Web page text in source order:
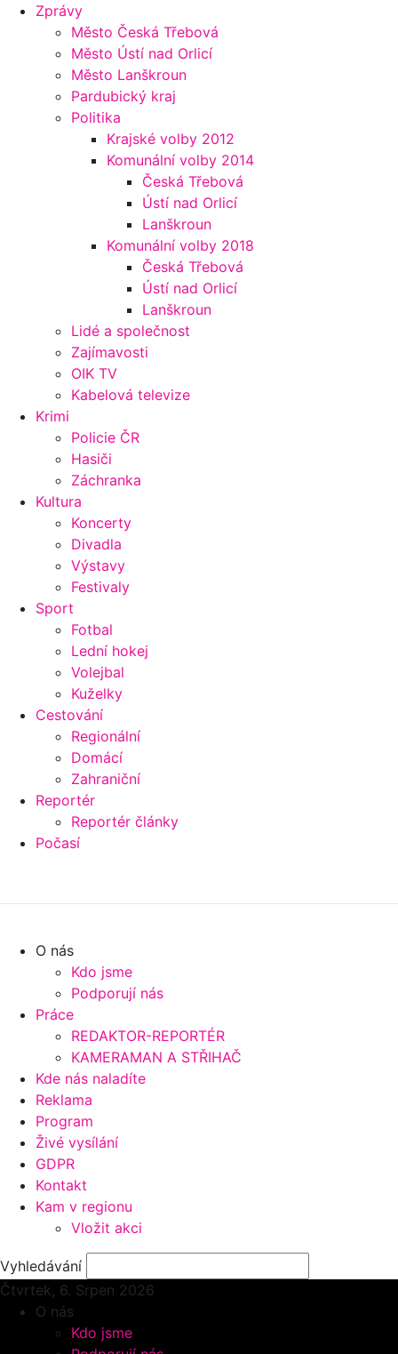
Zprávy
Město Česká Třebová
Město Ústí nad Orlicí
Město Lanškroun
Pardubický kraj
Politika
Krajské volby 2012
Komunální volby 2014
Česká Třebová
Ústí nad Orlicí
Lanškroun
Komunální volby 2018
Česká Třebová
Ústí nad Orlicí
Lanškroun
Lidé a společnost
Zajímavosti
OIK TV
Kabelová televize
Krimi
Policie ČR
Hasiči
Záchranka
Kultura
Koncerty
Divadla
Výstavy
Festivaly
Sport
Fotbal
Lední hokej
Volejbal
Kuželky
Cestování
Regionální
Domácí
Zahraniční
Reportér
Reportér články
Počasí
O nás
Kdo jsme
Podporují nás
Práce
REDAKTOR-REPORTÉR
KAMERAMAN A STŘIHAČ
Kde nás naladíte
Reklama
Program
Živé vysílání
GDPR
Kontakt
Kam v regionu
Vložit akci
Vyhledávání
Čtvrtek, 6. Srpen 2026
O nás
Kdo jsme